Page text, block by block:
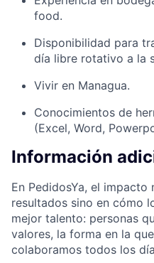
food.
Disponibilidad para
día libre rotativo a la
Vivir en Managua.
Conocimientos de
(Excel, Word,
Información
En PedidosYa, el impacto
resultados sino en cómo
mejor talento: personas
valores, la forma en la
colaboramos todos los